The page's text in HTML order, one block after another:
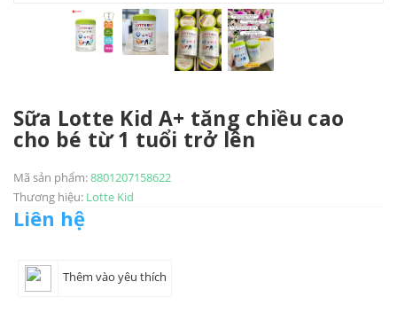
Sữa Lotte Kid A+ tăng chiều cao
cho bé từ 1 tuổi trở lên
Mã sản phẩm:8801207158622
Thương hiệu: Lotte Kid
Liên hệ
Thêm vào yêu thích